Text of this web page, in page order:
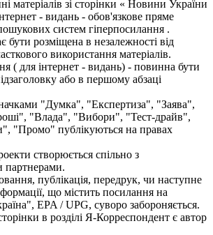
матеріалів зі сторінки « Новини України
- видань - обов'язкове пряме
систем гіперпосилання .
бути розміщена в незалежності від
використання матеріалів.
( для інтернет - видань) - повинна бути
або в першому абзаці
"Думка", "Експертиза", "Заява",
"Влада", "Вибори", "Тест-драйв",
"Промо" публікуються на правах
створюється спільно з
партнерами.
публікація, передрук, чи наступне
що містить посилання на
EPA / UPG, суворо забороняється.
в розділі Я-Корреспондент є автор